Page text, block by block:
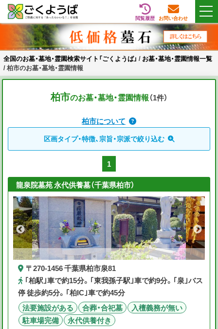
Skip
content
全国のお墓・墓地・霊園検索サイト「ごくようば」
ご供養をもっと身近に
閲覧履歴 お問い合わせ
全国のお墓・墓地・霊園検索サイト「ごくようば」 / お墓・墓地・霊園情報一覧
/柏市のお墓・墓地・霊園情報
柏市のお墓・墓地・霊園情報（1件）
柏市について
区画タイプ・特徴、宗旨・宗派で絞り込む
1
龍泉院墓苑 永代供養墓（千葉県柏市）
〒270-1456 千葉県柏市泉81
｢柏駅｣車で約15分。｢東我孫子駅｣車で約9分。｢泉｣バス
停 徒歩約5分。｢柏IC｣車で約45分
法要施設がある
合葬・合祀墓
入檀義務が無い
駐車場完備
永代供養付き